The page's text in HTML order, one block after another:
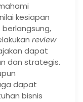
kesiapan
review
dapat
dan strategis.
dapat
bisnis